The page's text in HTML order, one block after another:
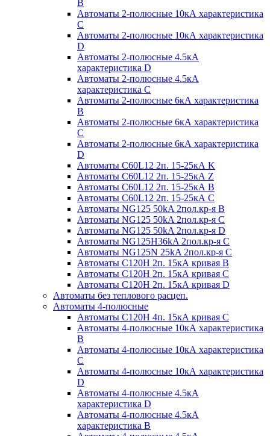
B
Автоматы 2-полюсные 10кА характеристика
C
Автоматы 2-полюсные 10кА характеристика
D
Автоматы 2-полюсные 4.5кА
характеристика D
Автоматы 2-полюсные 4.5кА
характеристика С
Автоматы 2-полюсные 6кА характеристика
B
Автоматы 2-полюсные 6кА характеристика
C
Автоматы 2-полюсные 6кА характеристика
D
Автоматы C60L12 2п. 15-25кА K
Автоматы C60L12 2п. 15-25кА Z
Автоматы C60L12 2п. 15-25кА B
Автоматы C60L12 2п. 15-25кА C
Автоматы NG125 50kA 2пол.кр-я B
Автоматы NG125 50kA 2пол.кр-я C
Автоматы NG125 50kA 2пол.кр-я D
Автоматы NG125H36kA 2пол.кр-я C
Автоматы NG125N 25kA 2пол.кр-я C
Автоматы С120H 2п. 15кА кривая B
Автоматы С120H 2п. 15кА кривая C
Автоматы С120H 2п. 15кА кривая D
Автоматы без теплового расцеп.
Автоматы 4-полюсные
Автоматы С120H 4п. 15кА кривая C
Автоматы 4-полюсные 10кА характеристика
B
Автоматы 4-полюсные 10кА характеристика
C
Автоматы 4-полюсные 10кА характеристика
D
Автоматы 4-полюсные 4.5кА
характеристика D
Автоматы 4-полюсные 4.5кА
характеристика В